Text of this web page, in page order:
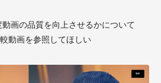
画の品質を向上させるかについて
動画を参照してほしい